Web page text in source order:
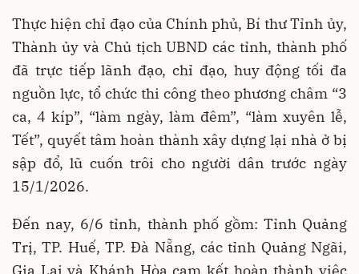
Thực hiện chỉ đạo của Chính phủ, Bí thư Tỉnh ủy,
Thành ủy và Chủ tịch UBND các tỉnh, thành phố
đã trực tiếp lãnh đạo, chỉ đạo, huy động tối đa
nguồn lực, tổ chức thi công theo phương châm “3
ca, 4 kíp”, “làm ngày, làm đêm”, “làm xuyên lễ,
Tết”, quyết tâm hoàn thành xây dựng lại nhà ở bị
sập đổ, lũ cuốn trôi cho người dân trước ngày
15/1/2026.
Đến nay, 6/6 tỉnh, thành phố gồm: Tỉnh Quảng
Trị, TP. Huế, TP. Đà Nẵng, các tỉnh Quảng Ngãi,
Gia Lai và Khánh Hòa cam kết hoàn thành việc